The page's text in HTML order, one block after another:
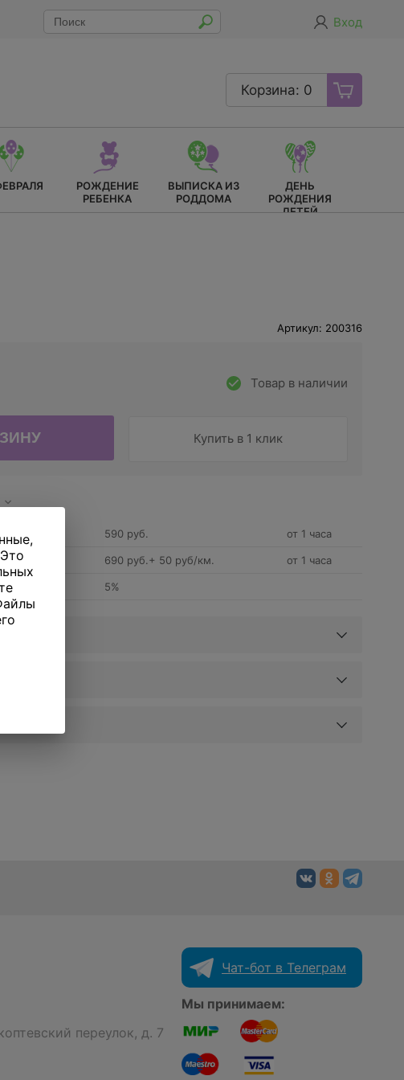
Вход
Корзина: 0
РОЖДЕНИЕ
РЕБЕНКА
ВЫПИСКА ИЗ
РОДДОМА
ДЕНЬ
РОЖДЕНИЯ
ДЕТЕЙ
Артикул: 200316
Товар в наличии
Купить в 1 клик
590 руб. от 1 часа
690 руб.+ 50 руб/км. от 1 часа
5%
переулок, д. 7
Чат-бот в Телеграм
Мы принимаем: